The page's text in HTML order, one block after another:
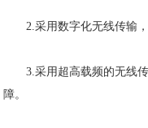
2.采用数字化无线传输，*
3.采用超高载频的无线传
障。